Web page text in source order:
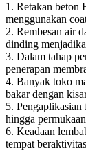
1. Retakan beton
menggunakan
2. Rembesan air
dinding
3. Dalam tahap
penerapan
4. Banyak toko
bakar dengan
5.
hingga
6. Keadaan
tempat